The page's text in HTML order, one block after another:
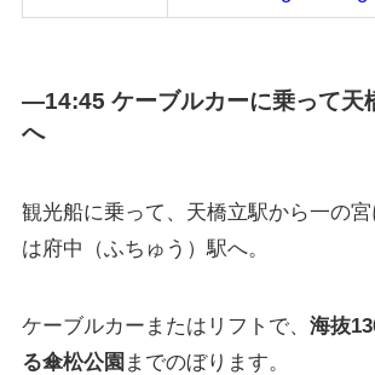
—14:45 ケーブルカーに乗って天
へ
観光船に乗って、天橋立駅から一の
は府中（ふちゅう）駅へ。
ケーブルカーまたはリフトで、 海抜
る傘松公園 までのぼります。